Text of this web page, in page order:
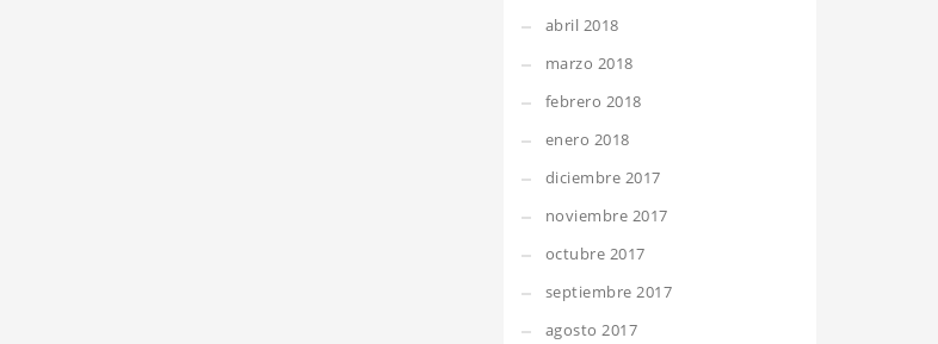
abril 2018
marzo 2018
febrero 2018
enero 2018
diciembre 2017
noviembre 2017
octubre 2017
septiembre 2017
agosto 2017